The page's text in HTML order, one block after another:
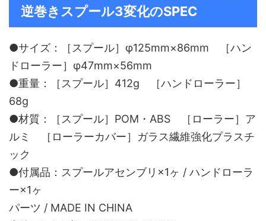
逆巻きスプール3変化のSPEC
●サイズ：［スプール］φ125mm×86mm ［ハン
ドローラー］φ47mm×56mm
●重量：［スプール］412g ［ハンドローラー］
68g
●材質：［スプール］POM・ABS ［ローラー］ア
ルミ ［ローラーカバー］ガラス繊維強化プラスチ
ック
●付属品：スプールアセンブリ×1ヶ / ハンドローラ
ー×1ヶ
パーツ / MADE IN CHINA